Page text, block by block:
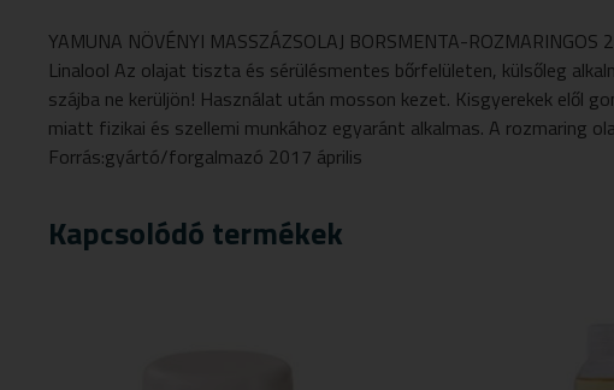
YAMUNA NÖVÉNYI MASSZÁZSOLAJ BORSMENTA-
Linalool Az olajat tiszta és sérülésmentes bőrfelületen, külsőleg
szájba ne kerüljön! Használat után mosson kezet. Kisgyerekek elől
miatt fizikai és szellemi munkához egyaránt alkalmas. A rozmaring
Forrás:gyártó/forgalmazó 2017 április
Kapcsolódó termékek